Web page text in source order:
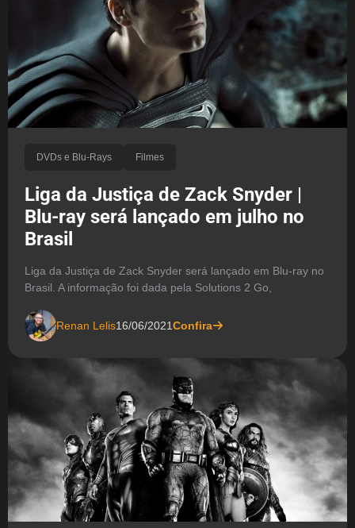
DVDs e Blu-Rays Filmes
Liga da Justiça de Zack Snyder |
Blu-ray será lançado em julho no
Brasil
Liga da Justiça de Zack Snyder será lançado em Blu-ray no
Brasil. A informação foi dada pela Solutions 2 Go,
Renan Lelis16/06/2021Confira